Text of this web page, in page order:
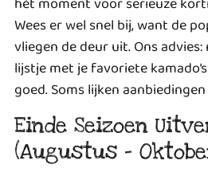
Wees er wel snel bij, want de
vliegen de deur uit. Ons
lijstje met je favoriete
goed. Soms lijken
Einde Seizoen
(Augustus –